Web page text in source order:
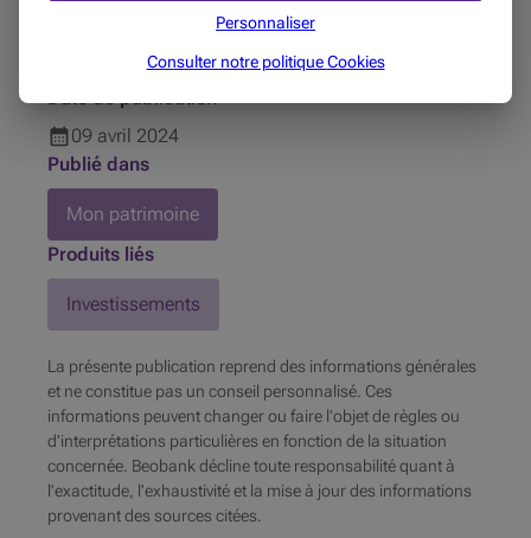
Date de publication
09 avril 2024
Publié dans
Mon patrimoine
Produits liés
Investissements
La présente publication reprend des informations générales
et ne constitue pas un conseil personnalisé. Ces
informations peuvent changer ou faire l'objet de règles ou
d'interprétations particulières en fonction de la situation
concernée. Beobank décline toute responsabilité quant à
l'exactitude, l'exhaustivité et la mise à jour des informations
provenant des sources citées.
Personnaliser
Consulter notre politiqueCookies